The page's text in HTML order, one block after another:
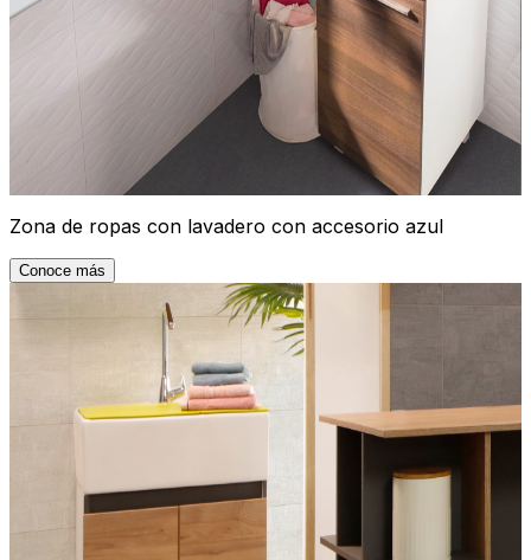
Zona de ropas con lavadero con accesorio azul
Conoce más